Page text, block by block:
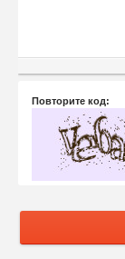
Повторите код: